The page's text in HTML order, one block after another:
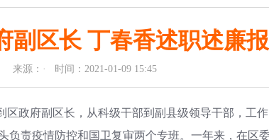
副区长 丁春香述职述廉
来源：· 时间：2021-01-09 15:45
政府副区长，从科级干部到副县级领导干部，工
责疫情防控和国卫复审两个专班。一年来，在区